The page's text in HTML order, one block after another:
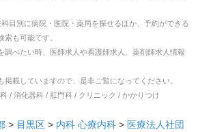
目別に病院・医院・薬局を探せるほか、予約ができる
索も可能です。
調べたい時、医師求人や看護師求人、薬剤師求人情報
掲載していますので、是非ご覧になってください。
/ 消化器科 / 肛門科 / クリニック / かかりつけ
> 目黒区 > 内科 心療内科 > 医療法人社団